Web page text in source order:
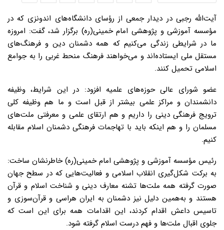
آیت‌الله رجبی در دیدار جمعی از رؤسای دانشگاه‌های اندونزی که در
مؤسسه آموزشی و پژوهشی امام خمینی(ره) برگزار شد، گفت: امروزه
ما در شرایطی زندگی می‌کنیم که همه دشمنان دین و فرهنگ‌های
مستقل ملی ایستاده‌اند و می‌خواهند فرهنگ منحط غربی را به جوامع
اسلامی تحمیل کنند.
عضو شورای عالی حوزه‌های علمیه افزود: در این شرایط، وظیفه
دانشمندان و مراکز علمی بیشتر از قبل است و ما هم وظیفه کلی
ترویج فرهنگی دینی را داریم و هم ارتقای علمی و معرفتی ملت‌های
مسلمان را و هم اینکه باید با تهاجمات فرهنگی دشمنان اسلام مقابله
کنیم.
رئیس مؤسسه آموزشی و پژوهشی امام خمینی(ره) خاطرنشان ساخت:
به برکت شکل‌گیری انقلاب اسلامی و فعالیت‌هایی که در سطح جهان
صورت گرفته همه ملت‌ها تشنه معارف دینی و شناخت اسلام و قرآن
هستند و به‌همین دلیل نیز دشمنان به ایران هراسی و قرآن‌سوزی و
تاسیس داعش اقدام کردند، این اقدامات همه برای این است که
جلوی اقبال ملت‌ها و فهم درست اسلام گرفته شود.